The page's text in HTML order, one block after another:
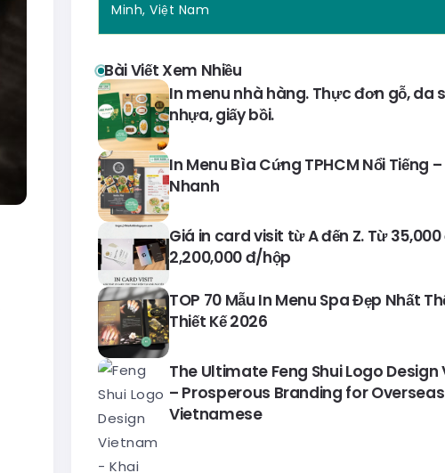
Minh, Việt Nam
Bài Viết Xem Nhiều
In menu nhà hàng. Thực đơn gỗ, da
nhựa, giấy bồi.
In Menu Bìa Cứng TPHCM Nổi Tiếng
Nhanh
Giá in card visit từ A đến Z. Từ
2,200,000 đ/hộp
TOP 70 Mẫu In Menu Spa Đẹp Nhất
Thiết Kế 2026
The Ultimate Feng Shui Logo
– Prosperous Branding for Overseas
Vietnamese